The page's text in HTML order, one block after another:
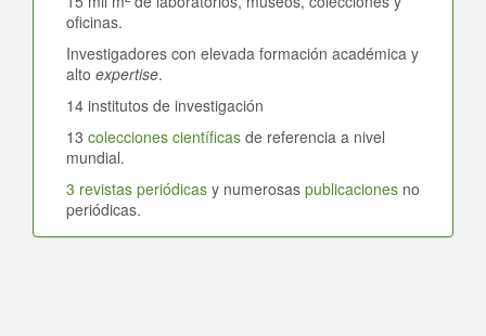
oficinas.
Investigadores con elevada formación académica y
alto expertise.
14 institutos de investigación
13 colecciones científicas de referencia a nivel
mundial.
3 revistas periódicas y numerosas publicaciones no
periódicas.